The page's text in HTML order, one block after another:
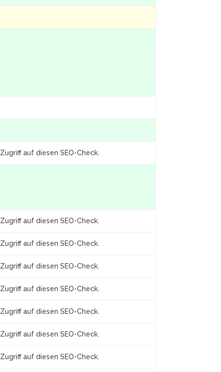
auf diesen SEO-Check.
auf diesen SEO-Check.
auf diesen SEO-Check.
auf diesen SEO-Check.
auf diesen SEO-Check.
auf diesen SEO-Check.
auf diesen SEO-Check.
auf diesen SEO-Check.